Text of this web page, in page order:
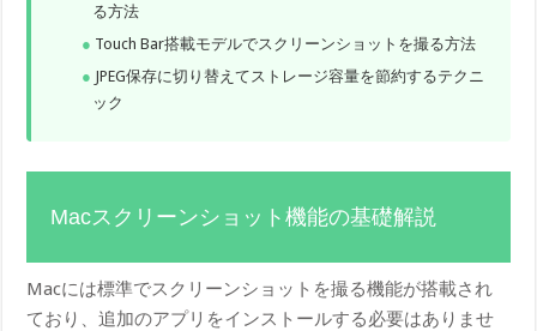
る方法
Touch Bar搭載モデルでスクリーンショットを撮る方法
JPEG保存に切り替えてストレージ容量を節約するテクニ
ック
Macスクリーンショット機能の基礎解説
Macには標準でスクリーンショットを撮る機能が搭載され
ており、追加のアプリをインストールする必要はありませ